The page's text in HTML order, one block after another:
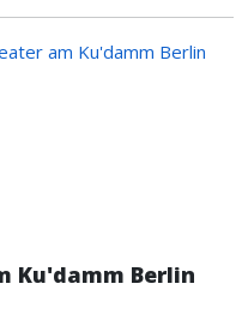
am Ku'damm Berlin
Ku'damm Berlin